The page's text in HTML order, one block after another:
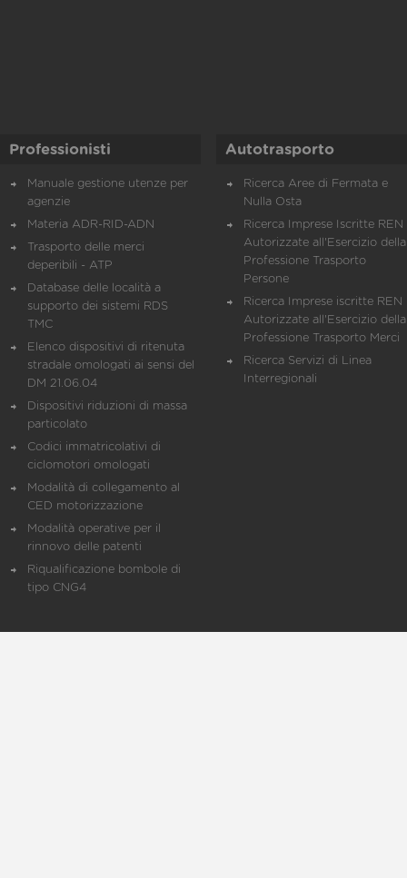
Professionisti
Manuale gestione utenze per
agenzie
Materia ADR-RID-ADN
Trasporto delle merci
deperibili - ATP
Database delle località a
supporto dei sistemi RDS
TMC
Elenco dispositivi di ritenuta
stradale omologati ai sensi del
DM 21.06.04
Dispositivi riduzioni di massa
particolato
Codici immatricolativi di
ciclomotori omologati
Modalità di collegamento al
CED motorizzazione
Modalità operative per il
rinnovo delle patenti
Riqualificazione bombole di
tipo CNG4
Autotrasporto
Ricerca Aree di Fermata e
Nulla Osta
Ricerca Imprese Iscritte REN
Autorizzate all'Esercizio della
Professione Trasporto
Persone
Ricerca Imprese iscritte REN
Autorizzate all'Esercizio della
Professione Trasporto Merci
Ricerca Servizi di Linea
Interregionali